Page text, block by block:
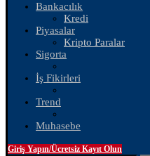
Bankacılık
Kredi
Piyasalar
Kripto Paralar
Sigorta
İş Fikirleri
Trend
Muhasebe
Giriş Yapın/Ücretsiz Kayıt Olun